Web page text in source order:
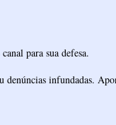
para sua defesa.
infundadas.